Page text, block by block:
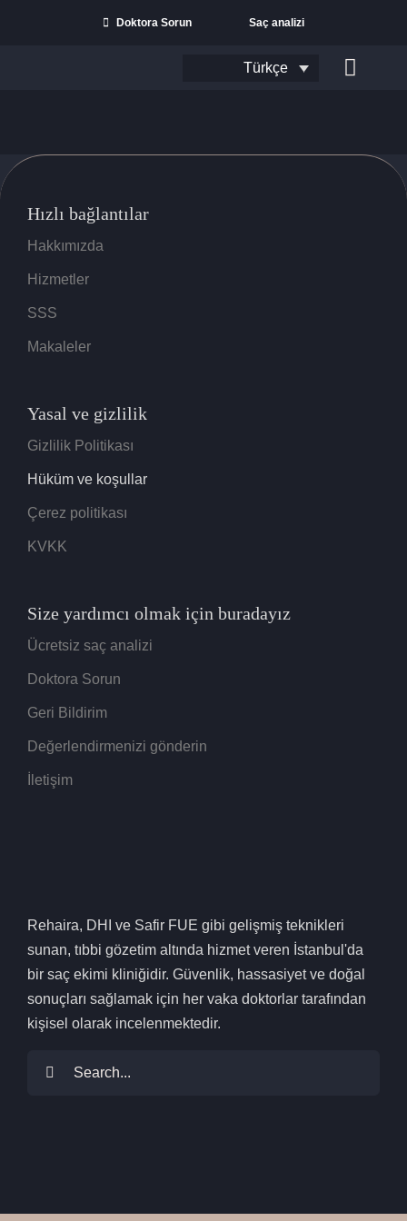
Doktora Sorun Saç analizi
Türkçe
Hızlı bağlantılar
Hakkımızda
Hizmetler
SSS
Makaleler
Yasal ve gizlilik
Gizlilik Politikası
Hüküm ve koşullar
Çerez politikası
KVKK
Size yardımcı olmak için buradayız
Ücretsiz saç analizi
Doktora Sorun
Geri Bildirim
Değerlendirmenizi gönderin
İletişim
Rehaira, DHI ve Safir FUE gibi gelişmiş teknikleri
sunan, tıbbi gözetim altında hizmet veren İstanbul'da
bir saç ekimi kliniğidir. Güvenlik, hassasiyet ve doğal
sonuçları sağlamak için her vaka doktorlar tarafından
kişisel olarak incelenmektedir.